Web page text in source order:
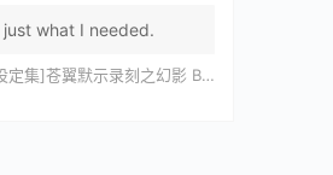
just what I needed.
录刻之幻影 BLAZBLUE CHRONOPHANTASMA 公式設定資料集II